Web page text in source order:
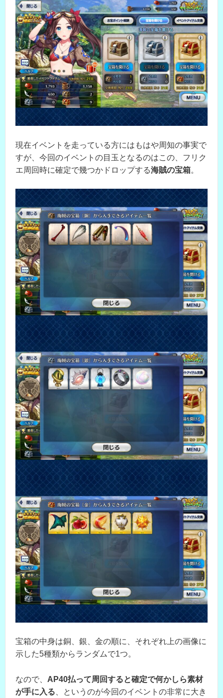
現在イベントを走っている方にはもはや周知の事実で
すが、今回のイベントの目玉となるのはこの、フリク
エ周回時に確定で幾つかドロップする海賊の宝箱。
宝箱の中身は銅、銀、金の順に、それぞれ上の画像に
示した5種類からランダムで1つ。
なので、 AP40払って周回すると確定で何かしら素材
が手に入る 、というのが今回のイベントの非常に大き